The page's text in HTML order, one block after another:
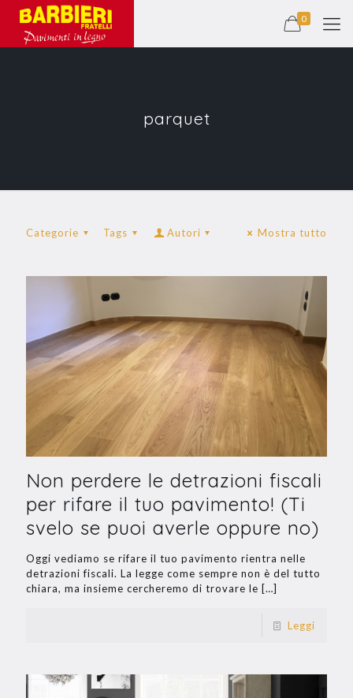
0
parquet
Categorie Tags Autori Mostra tutto
Non perdere le detrazioni fiscali
per rifare il tuo pavimento! (Ti
svelo se puoi averle oppure no)
Oggi vediamo se rifare il tuo pavimento rientra nelle
detrazioni fiscali. La legge come sempre non è del tutto
chiara, ma insieme cercheremo di trovare le […]
Leggi